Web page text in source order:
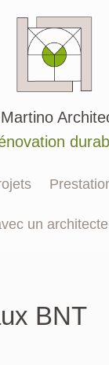
un architecte
BNT